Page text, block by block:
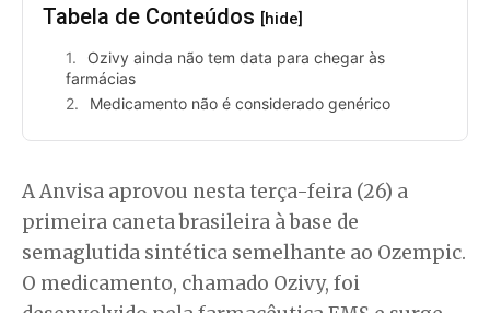
Tabela de Conteúdos [hide]
Ozivy ainda não tem data para chegar às
farmácias
Medicamento não é considerado genérico
A Anvisa aprovou nesta terça-feira (26) a
primeira caneta brasileira à base de
semaglutida sintética semelhante ao Ozempic.
O medicamento, chamado Ozivy, foi